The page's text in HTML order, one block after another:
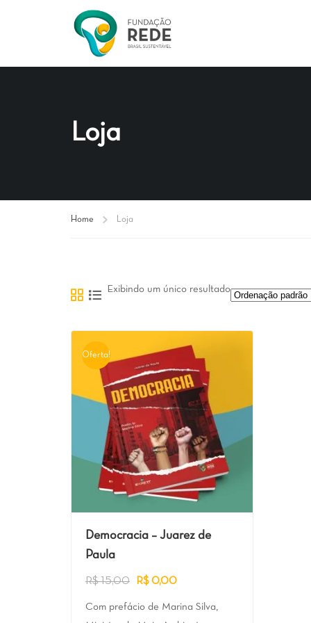
Loja
Home Loja
Exibindo um único resultado
Oferta!
Democracia – Juarez de
Paula
R$15,00 R$ 0,00
Com prefácio de Marina Silva,